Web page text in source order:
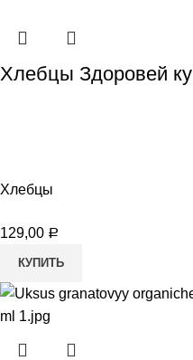
Хлебцы Здоровей
Хлебцы
129,00 Р
КУПИТЬ